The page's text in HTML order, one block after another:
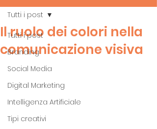
Tutti i post
Branding
Social Media
Digital Marketing
Intelligenza Artificiale
Tipi creativi
Tutti i post
Il ruolo dei colori nella
comunicazione visiva